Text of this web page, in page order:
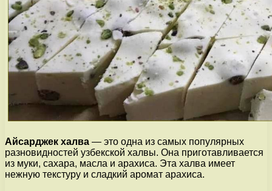
Айсарджек халва — это одна из самых популярных
разновидностей узбекской халвы. Она приготавливается
из муки, сахара, масла и арахиса. Эта халва имеет
нежную текстуру и сладкий аромат арахиса.